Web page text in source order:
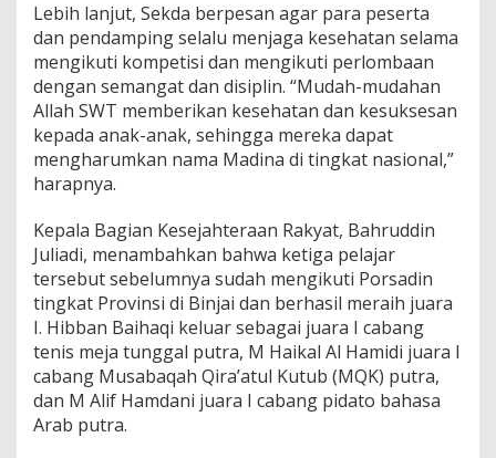
Lebih lanjut, Sekda berpesan agar para peserta
dan pendamping selalu menjaga kesehatan selama
mengikuti kompetisi dan mengikuti perlombaan
dengan semangat dan disiplin. “Mudah-mudahan
Allah SWT memberikan kesehatan dan kesuksesan
kepada anak-anak, sehingga mereka dapat
mengharumkan nama Madina di tingkat nasional,”
harapnya.
Kepala Bagian Kesejahteraan Rakyat, Bahruddin
Juliadi, menambahkan bahwa ketiga pelajar
tersebut sebelumnya sudah mengikuti Porsadin
tingkat Provinsi di Binjai dan berhasil meraih juara
I. Hibban Baihaqi keluar sebagai juara I cabang
tenis meja tunggal putra, M Haikal Al Hamidi juara I
cabang Musabaqah Qira’atul Kutub (MQK) putra,
dan M Alif Hamdani juara I cabang pidato bahasa
Arab putra.